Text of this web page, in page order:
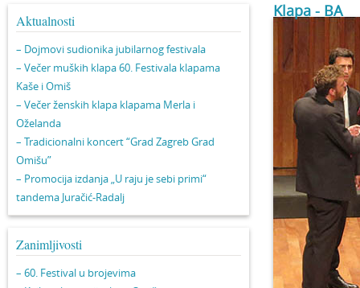
Aktualnosti
– Dojmovi sudionika jubilarnog festivala
– Večer muških klapa 60. Festivala klapama
Kaše i Omiš
– Večer ženskih klapa klapama Merla i
Oželanda
– Tradicionalni koncert “Grad Zagreb Grad
Omišu”
– Promocija izdanja „U raju je sebi primi“
tandema Juračić-Radalj
Zanimljivosti
– 60. Festival u brojevima
Klapa - BA